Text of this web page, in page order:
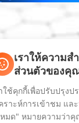
เราให้ความ
ส่วนตัวของคุ
ใช้คุกกี้เพื่อปรับปรุง
ราะห์การเข้าชม แล
มด" หมายความว่าคุ